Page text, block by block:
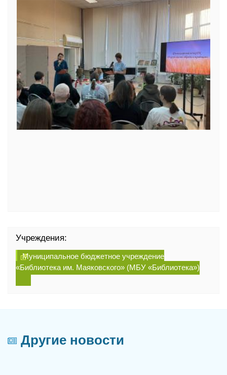
Учреждения:
Муниципальное бюджетное учреждение
«Библиотека им. Маяковского» (МБУ «Библиотека»)
Другие новости